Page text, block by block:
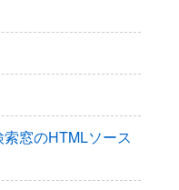
窓のHTMLソース